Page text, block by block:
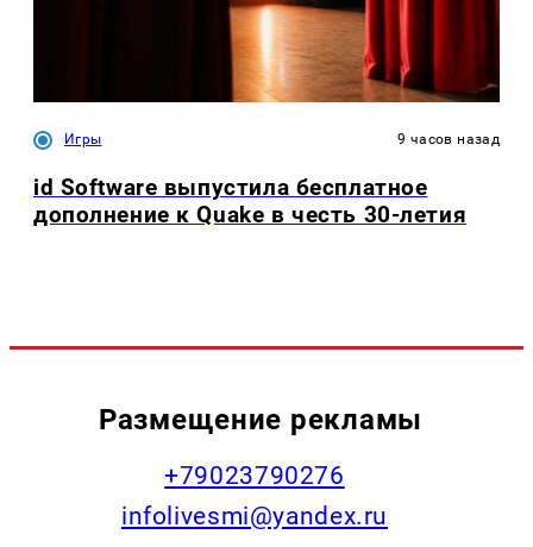
Игры 9 часов назад
id Software выпустила бесплатное
дополнение к Quake в честь 30-летия
Размещение рекламы
+79023790276
infolivesmi@yandex.ru